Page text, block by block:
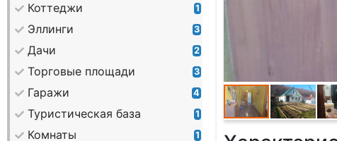
Коттеджи 1
Эллинги 3
Дачи 2
Торговые площади 3
Гаражи 4
Туристическая база 1
Комнаты 1